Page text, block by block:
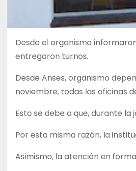
Desde el organismo
entregaron turnos.
Desde Anses, organismo
noviembre, todas las oficinas
Esto se debe a que, durante la
Por esta misma razón, la
Asimismo, la atención en